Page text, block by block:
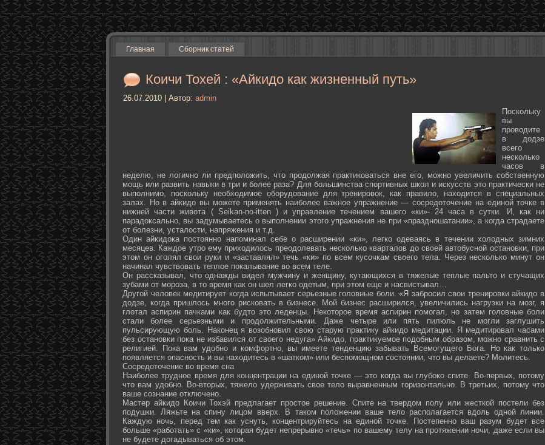
Главная Сборник статей
Коичи Тохей : «Айкидо как жизненный путь»
26.07.2010 | Автор: admin
Поскольку
вы
проводите
в додзе
всего
несколько
часов в
неделю, не логично ли предположить, что продолжая практиковаться вне его, можно увеличить собственную
мощь или развить навыки в три и более раза? Для большинства спортивных школ и искусств это практически не
выполнимо, поскольку необходимое оборудование для тренировок, как правило, находится в специальных
залах. Но в айкидо вы можете применять наиболее важное упражнение — сосредоточение на единой точке в
нижней части живота ( Seikan-­no-­itten ) и управление течением вашего «ки»- 24 часа в сутки. И, как ни
парадоксально, вы задумываетесь о выполнении этого упражнения не при «праздношатании», а когда страдаете
от болезни, усталости, напряжения и т.д.
Один айкидока постоянно напоминал себе о расширении «ки», легко одеваясь в течении холодных зимних
месяцев. Каждое утро ему приходилось преодолевать несколько кварталов до своей автобусной остановки, при
этом он оголял свои руки и «заставлял» течь «ки» по всем кусочкам своего тела. Через несколько минут он
начинал чувствовать теплое покалывание во всем теле.
Он рассказывал, что однажды видел мужчину и женщину, кутающихся в тяжелые теплые пальто и стучащих
зубами от мороза, в то время как он шел легко одетым, при этом еще и насвистывал…
Другой человек медитирует когда испытывает серьезные головные боли. «Я забросил свои тренировки айкидо в
додзе, когда пришлось много рисковать в бизнесе. Мой бизнес расширился, увеличились нагрузки на мозг, я
глотал аспирин пачками как будто это леденцы. Некоторое время аспирин помогал, но затем головные боли
стали более серьезными и продолжительными. Даже четыре или пять пилюль не могли заглушить
пульсирующую боль. Наконец я возобновил свою старую практику айкидо медитации. Я медитировал часами
без остановки пока не избавился от своего недуга» Айкидо, практикуемое подобным образом, можно сравнить с
религией. Пока вам удобно и комфортно, вы имеете тенденцию забывать Всемогущего Бога. Но как только
появляется опасность и вы находитесь в «шатком» или беспомощном состоянии, что вы делаете? Молитесь.
Сосредоточение во время сна
Наиболее трудное время для концентрации на единой точке — это когда вы глубоко спите. Во-первых, потому
что вам удобно. Во-вторых, тяжело удерживать свое тело выравненным горизонтально. В третьих, потому что
ваше сознание отключено.
Мастер айкидо Коичи Тохэй предлагает простое решение. Спите на твердом полу или жесткой постели без
подушки. Ляжьте на спину лицом вверх. В таком положении ваше тело располагается вдоль одной линии.
Каждую ночь, перед тем как уснуть, концентрируйтесь на единой точке. Постепенно ваш разум будет все
больше «работать» с «ки», которая будет непрерывно «течь» по вашему телу на протяжении ночи, даже если вы
не будете догадываться об этом.